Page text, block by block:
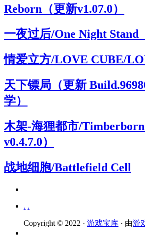
Reborn（更新v1.07.0）
一夜过后/One Night Stand
情爱立方/LOVE CUBE/
天下镖局（更新
学）
木架-海狸都市/
v0.4.7.0）
战地细胞/Battlefield Cell
. .
Copyright © 2022 · 游戏宝库 · 由游